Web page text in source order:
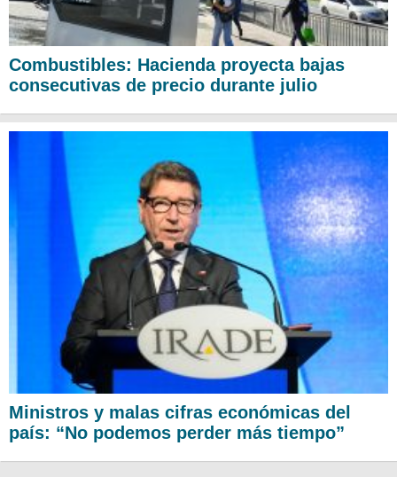
Combustibles: Hacienda proyecta bajas
consecutivas de precio durante julio
Ministros y malas cifras económicas del
país: “No podemos perder más tiempo”